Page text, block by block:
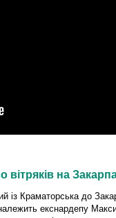
на
із Краматорська до
екснардепу